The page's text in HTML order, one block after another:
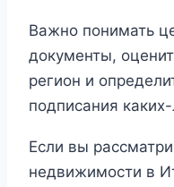
Важно понимать
документы,
регион и
подписания
Если вы
недвижимости в